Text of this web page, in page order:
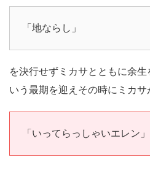
「地ならし」
を決行せずミカサとともに余
いう最期を迎えその時にミカサ
「いってらっしゃいエレン」